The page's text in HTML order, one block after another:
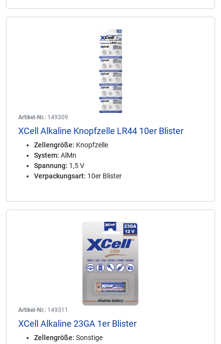
Artikel-Nr.: 149309
XCell Alkaline Knopfzelle LR44 10er Blister
Zellengröße: Knopfzelle
System: AlMn
Spannung: 1,5 V
Verpackungsart: 10er Blister
Artikel-Nr.: 149311
XCell Alkaline 23GA 1er Blister
Zellengröße: Sonstige